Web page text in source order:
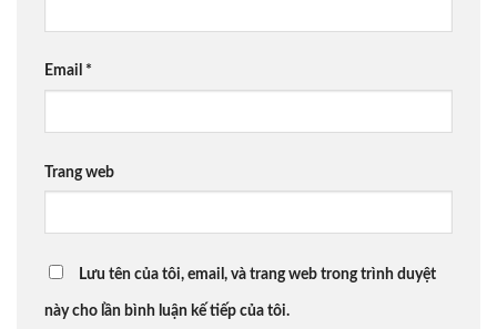
Email *
Trang web
Lưu tên của tôi, email, và trang web trong trình duyệt
này cho lần bình luận kế tiếp của tôi.